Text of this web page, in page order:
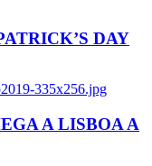
DAY
335x256.jpg
A LISBOA A